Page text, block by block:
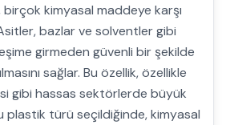
birçok kimyasal maddeye karşı
Asitler, bazlar ve solventler gibi
girmeden güvenli bir şekilde
sağlar. Bu özellik, özellikle
gibi hassas sektörlerde büyük
plastik türü seçildiğinde, kimyasal